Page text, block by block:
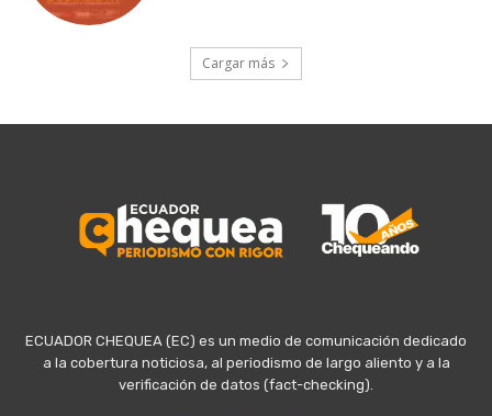
Cargar más
ECUADOR CHEQUEA (EC) es un medio de comunicación dedicado
a la cobertura noticiosa, al periodismo de largo aliento y a la
verificación de datos (fact-checking).